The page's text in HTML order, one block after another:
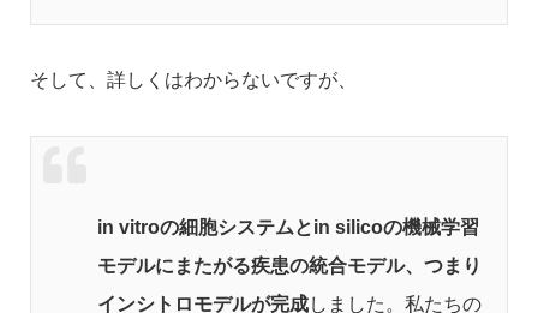
そして、詳しくはわからないですが、
in vitroの細胞システムとin silicoの機械学習
モデルにまたがる疾患の統合モデル、つまり
インシトロモデルが完成しました。私たちの